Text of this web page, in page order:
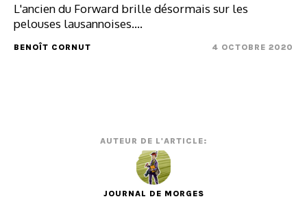
L'ancien du Forward brille désormais sur les
pelouses lausannoises....
BENOÎT CORNUT 4 OCTOBRE 2020
AUTEUR DE L'ARTICLE:
JOURNAL DE MORGES